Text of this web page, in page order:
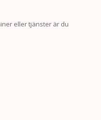
eller tjänster är du